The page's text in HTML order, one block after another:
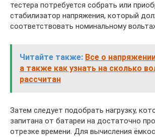
тестера потребуется собрать или
стабилизатор напряжения, который
соответствовать номинальному
Читайте также: Все о
а также как узнать на сколько
рассчитан
Затем следует подобрать нагрузку,
запитана от батареи на достаточно
отрезке времени. Для вычисления